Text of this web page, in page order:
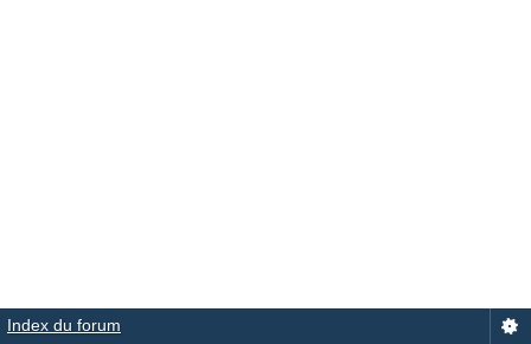
Index du forum